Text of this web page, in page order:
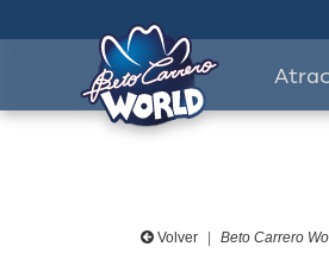
Volver Beto Carrero